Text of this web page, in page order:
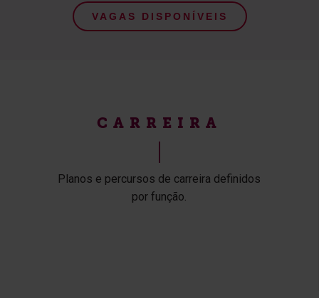
VAGAS DISPONÍVEIS
CARREIRA
Planos e percursos de carreira definidos
por função.